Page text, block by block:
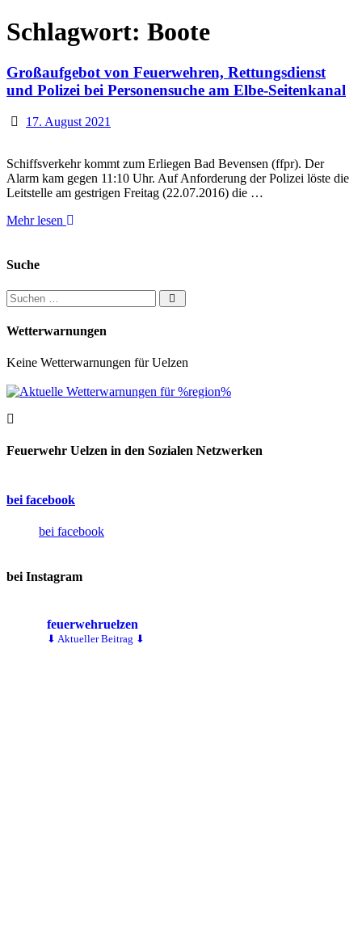
Schlagwort: Boote
Großaufgebot von Feuerwehren, Rettungsdienst
und Polizei bei Personensuche am Elbe-Seitenkanal
17. August 2021
Schiffsverkehr kommt zum Erliegen Bad Bevensen (ffpr). Der
Alarm kam gegen 11:10 Uhr. Auf Anforderung der Polizei löste die
Leitstelle am gestrigen Freitag (22.07.2016) die …
Mehr lesen
Suche
Suchen nach:
Wetterwarnungen
Keine Wetterwarnungen für Uelzen
Feuerwehr Uelzen in den Sozialen Netzwerken
bei facebook
bei facebook
bei Instagram
feuerwehruelzen
⬇ Aktueller Beitrag ⬇